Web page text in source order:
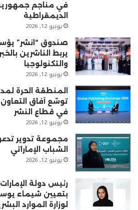
في مناجم
الديمقراطية
يونيو 12, 2026
صندوق “انشر”
يربط الناشرين
والتكنولوجيا
يونيو 12, 2026
المنطقة الحرة
توسّع آفاق التعاون
في قطاع النشر
يونيو 12, 2026
مجموعة تدوير
الشباب الإماراتي
يونيو 12, 2026
رئيس دولة
بتعيين شيماء
لوزارة الموارد